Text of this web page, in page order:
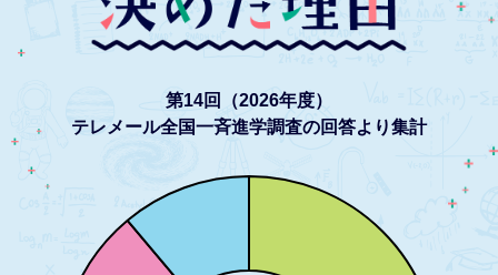
第14回（2026年度）
テレメール全国一斉進学調査の回答より集計